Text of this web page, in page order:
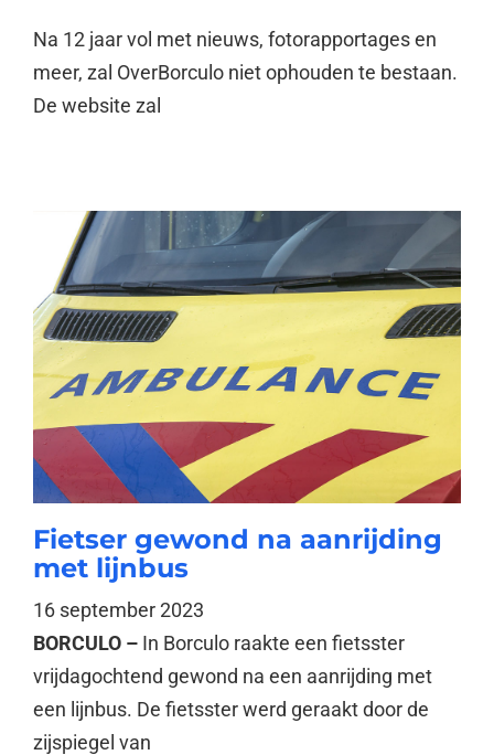
Na 12 jaar vol met nieuws, fotorapportages en
meer, zal OverBorculo niet ophouden te bestaan.
De website zal
Fietser gewond na aanrijding
met lijnbus
16 september 2023
BORCULO – In Borculo raakte een fietsster
vrijdagochtend gewond na een aanrijding met
een lijnbus. De fietsster werd geraakt door de
zijspiegel van